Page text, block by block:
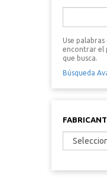
Use palabras
encontrar el
que busca.
Búsqueda